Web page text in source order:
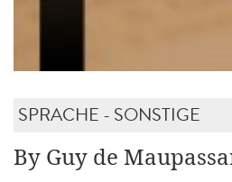
SPRACHE - SONSTIGE
By Guy de